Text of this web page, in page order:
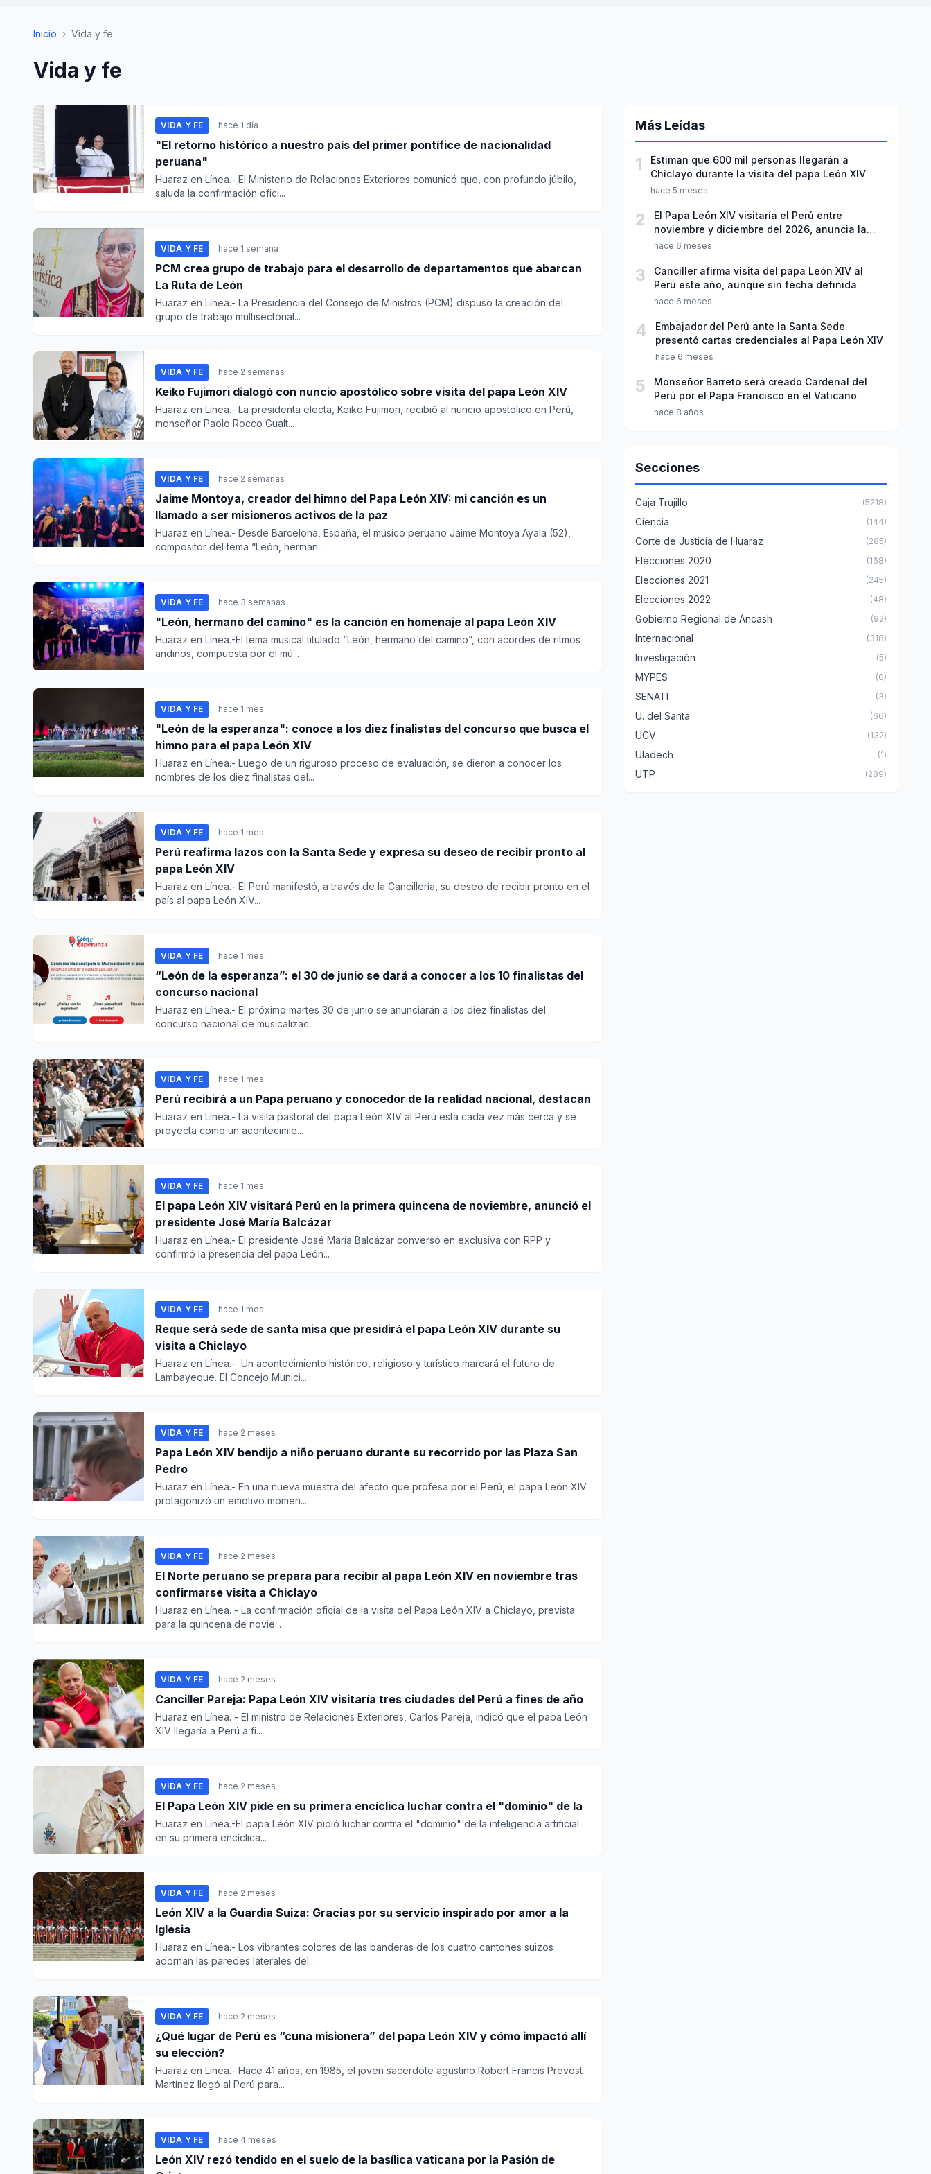
Inicio › Vida y fe
Vida y fe
VIDA Y FE hace 1 día
"El retorno histórico a nuestro país del primer pontífice de nacionalidad
peruana"
Huaraz en Línea.- El Ministerio de Relaciones Exteriores comunicó que, con profundo júbilo,
saluda la confirmación ofici...
VIDA Y FE hace 1 semana
PCM crea grupo de trabajo para el desarrollo de departamentos que abarcan
La Ruta de León
Huaraz en Línea.- La Presidencia del Consejo de Ministros (PCM) dispuso la creación del
grupo de trabajo multisectorial...
VIDA Y FE hace 2 semanas
Keiko Fujimori dialogó con nuncio apostólico sobre visita del papa León XIV
Huaraz en Línea.- La presidenta electa, Keiko Fujimori, recibió al nuncio apostólico en Perú,
monseñor Paolo Rocco Gualt...
VIDA Y FE hace 2 semanas
Jaime Montoya, creador del himno del Papa León XIV: mi canción es un
llamado a ser misioneros activos de la paz
Huaraz en Línea.- Desde Barcelona, España, el músico peruano Jaime Montoya Ayala (52),
compositor del tema “León, herman...
VIDA Y FE hace 3 semanas
"León, hermano del camino" es la canción en homenaje al papa León XIV
Huaraz en Línea.-El tema musical titulado “León, hermano del camino”, con acordes de ritmos
andinos, compuesta por el mú...
VIDA Y FE hace 1 mes
"León de la esperanza": conoce a los diez finalistas del concurso que busca el
himno para el papa León XIV
Huaraz en Línea.- Luego de un riguroso proceso de evaluación, se dieron a conocer los
nombres de los diez finalistas del...
VIDA Y FE hace 1 mes
Perú reafirma lazos con la Santa Sede y expresa su deseo de recibir pronto al
papa León XIV
Huaraz en Línea.- El Perú manifestó, a través de la Cancillería, su deseo de recibir pronto en el
país al papa León XIV...
VIDA Y FE hace 1 mes
“León de la esperanza”: el 30 de junio se dará a conocer a los 10 finalistas del
concurso nacional
Huaraz en Línea.- El próximo martes 30 de junio se anunciarán a los diez finalistas del
concurso nacional de musicalizac...
VIDA Y FE hace 1 mes
Perú recibirá a un Papa peruano y conocedor de la realidad nacional, destacan
Huaraz en Línea.- La visita pastoral del papa León XIV al Perú está cada vez más cerca y se
proyecta como un acontecimie...
VIDA Y FE hace 1 mes
El papa León XIV visitará Perú en la primera quincena de noviembre, anunció el
presidente José María Balcázar
Huaraz en Línea.- El presidente José María Balcázar conversó en exclusiva con RPP y
confirmó la presencia del papa León...
VIDA Y FE hace 1 mes
Reque será sede de santa misa que presidirá el papa León XIV durante su
visita a Chiclayo
Huaraz en Línea.- Un acontecimiento histórico, religioso y turístico marcará el futuro de
Lambayeque. El Concejo Munici...
VIDA Y FE hace 2 meses
Papa León XIV bendijo a niño peruano durante su recorrido por las Plaza San
Pedro
Huaraz en Línea.- En una nueva muestra del afecto que profesa por el Perú, el papa León XIV
protagonizó un emotivo momen...
VIDA Y FE hace 2 meses
El Norte peruano se prepara para recibir al papa León XIV en noviembre tras
confirmarse visita a Chiclayo
Huaraz en Línea. - La confirmación oficial de la visita del Papa León XIV a Chiclayo, prevista
para la quincena de novie...
VIDA Y FE hace 2 meses
Canciller Pareja: Papa León XIV visitaría tres ciudades del Perú a fines de año
Huaraz en Línea. - El ministro de Relaciones Exteriores, Carlos Pareja, indicó que el papa León
XIV llegaría a Perú a fi...
VIDA Y FE hace 2 meses
El Papa León XIV pide en su primera encíclica luchar contra el "dominio" de la
Huaraz en Línea.-El papa León XIV pidió luchar contra el "dominio" de la inteligencia artificial
en su primera encíclica...
VIDA Y FE hace 2 meses
León XIV a la Guardia Suiza: Gracias por su servicio inspirado por amor a la
Iglesia
Huaraz en Línea.- Los vibrantes colores de las banderas de los cuatro cantones suizos
adornan las paredes laterales del...
VIDA Y FE hace 2 meses
¿Qué lugar de Perú es “cuna misionera” del papa León XIV y cómo impactó allí
su elección?
Huaraz en Línea.- Hace 41 años, en 1985, el joven sacerdote agustino Robert Francis Prevost
Martínez llegó al Perú para...
VIDA Y FE hace 4 meses
León XIV rezó tendido en el suelo de la basílica vaticana por la Pasión de
Más Leídas
1
Estiman que 600 mil personas llegarán a
Chiclayo durante la visita del papa León XIV
hace 5 meses
2
El Papa León XIV visitaría el Perú entre
noviembre y diciembre del 2026, anuncia la
CEP
hace 6 meses
3
Canciller afirma visita del papa León XIV al
Perú este año, aunque sin fecha definida
hace 6 meses
4
Embajador del Perú ante la Santa Sede
presentó cartas credenciales al Papa León XIV
hace 6 meses
5
Monseñor Barreto será creado Cardenal del
Perú por el Papa Francisco en el Vaticano
hace 8 años
Secciones
Caja Trujillo (5218)
Ciencia (144)
Corte de Justicia de Huaraz (285)
Elecciones 2020 (168)
Elecciones 2021 (245)
Elecciones 2022 (48)
Gobierno Regional de Áncash (92)
Internacional (318)
Investigación (5)
MYPES (0)
SENATI (3)
U. del Santa (66)
UCV (132)
Uladech (1)
UTP (289)